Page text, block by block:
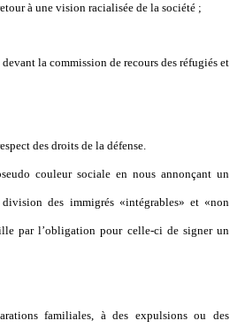
à une vision racialisée de la société ;
la commission de recours des réfugiés et
des droits de la défense.
couleur sociale en nous annonçant un
des immigrés «intégrables» et «non
par l’obligation pour celle-ci de signer un
familiales, à des expulsions ou des